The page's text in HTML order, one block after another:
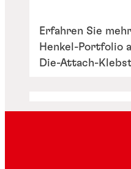
Erfahren Sie
Henkel-Portfolio
Die-Attach-